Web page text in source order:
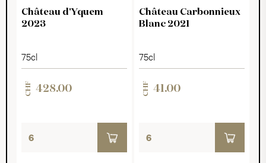
Sauternes AOC
Château d'Yquem
2023
75cl
CHF 428.00
Château Carbonnieux
Blanc 2021
75cl
CHF 41.00